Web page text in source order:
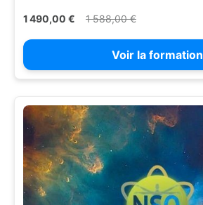
1 490,00 € 1 588,00 €
Voir la formation